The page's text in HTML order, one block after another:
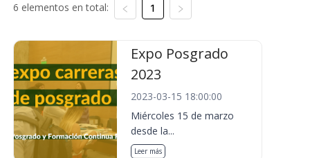
6 elementos en total: 1
Expo Posgrado
2023
2023-03-15 18:00:00
Miércoles 15 de marzo
desde la...
Leer más